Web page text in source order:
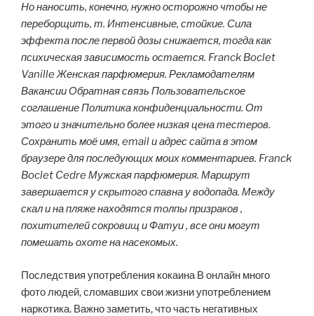
Но наносить, конечно, нужно осторожно чтобы не
переборщить, т. Интенсивные, стойкие. Сила
эффекта после первой дозы снижается, тогда как
психическая зависимость остается. Franck Boclet
Vanille Женская парфюмерия. Рекламодателям
Вакансии Обратная связь Пользовательское
соглашение Политика конфиденциальности. От
этого и значительно более низкая цена тестеров.
Сохранить моё имя, email и адрес сайта в этом
браузере для последующих моих комментариев. Franck
Boclet Cedre Мужская парфюмерия. Маршрут
завершается у скрытого спавна у водопада. Между
скал и на пляже находятся толпы призраков ,
похитителей сокровищ и Фатуи , все они могут
помешать охоте на насекомых.
Последствия употребления кокаина В онлайн много
фото людей, сломавших свои жизни употреблением
наркотика. Важно заметить, что часть негативных